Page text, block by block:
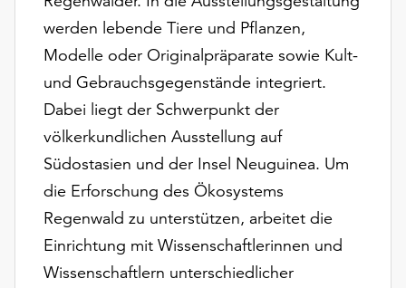
anpassen,
erreichen
über
Schaltfläche
„Auswählen“.
Weitere
Informationen
finden
werden lebende Tiere und Pflanzen,
Modelle oder Originalpräparate sowie Kult-
und Gebrauchsgegenstände integriert.
Dabei liegt der Schwerpunkt der
völkerkundlichen Ausstellung auf
Südostasien und der Insel Neuguinea. Um
die Erforschung des Ökosystems
Regenwald zu unterstützen, arbeitet die
Einrichtung mit Wissenschaftlerinnen und
Wissenschaftlern unterschiedlicher